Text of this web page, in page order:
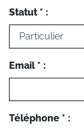
Statut * :
Email * :
Téléphone * :